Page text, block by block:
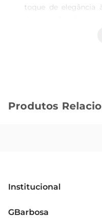
toque de elegância
este conjunto de 4
Fabricadas em aço
Além disso, a
funcionalidade ao
Produtos
Institucional
GBarbosa